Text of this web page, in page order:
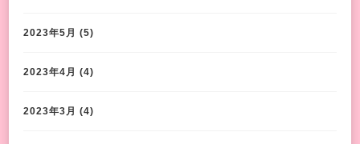
2023年5月 (5)
2023年4月 (4)
2023年3月 (4)